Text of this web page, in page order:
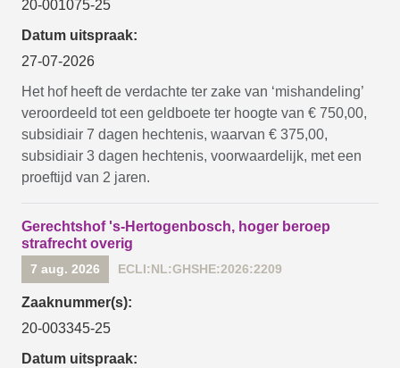
20-001075-25
Datum uitspraak:
27-07-2026
Het hof heeft de verdachte ter zake van ‘mishandeling’
veroordeeld tot een geldboete ter hoogte van € 750,00,
subsidiair 7 dagen hechtenis, waarvan € 375,00,
subsidiair 3 dagen hechtenis, voorwaardelijk, met een
proeftijd van 2 jaren.
Gerechtshof 's-Hertogenbosch, hoger beroep
strafrecht overig
7 aug. 2026 ECLI:NL:GHSHE:2026:2209
Zaaknummer(s):
20-003345-25
Datum uitspraak: